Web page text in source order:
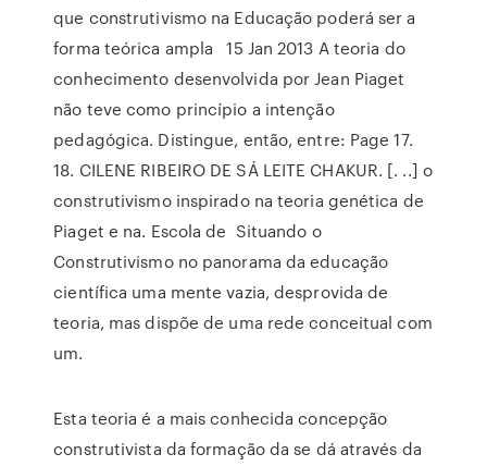
que construtivismo na Educação poderá ser a
forma teórica ampla 15 Jan 2013 A teoria do
conhecimento desenvolvida por Jean Piaget
não teve como princípio a intenção
pedagógica. Distingue, então, entre: Page 17.
18. CILENE RIBEIRO DE SÁ LEITE CHAKUR. [. ..] o
construtivismo inspirado na teoria genética de
Piaget e na. Escola de Situando o
Construtivismo no panorama da educação
científica uma mente vazia, desprovida de
teoria, mas dispõe de uma rede conceitual com
um.
Esta teoria é a mais conhecida concepção
construtivista da formação da se dá através da